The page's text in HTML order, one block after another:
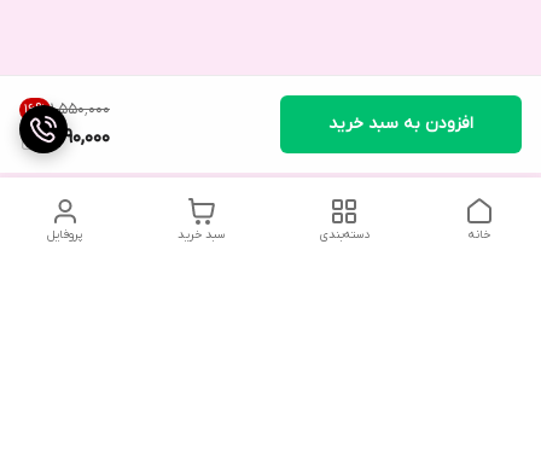
۱٬۵۵۰٬۰۰۰ 16%
1,290,000
افزودن به سبد خرید
پروفایل سبد خرید دسته‌بندی خانه